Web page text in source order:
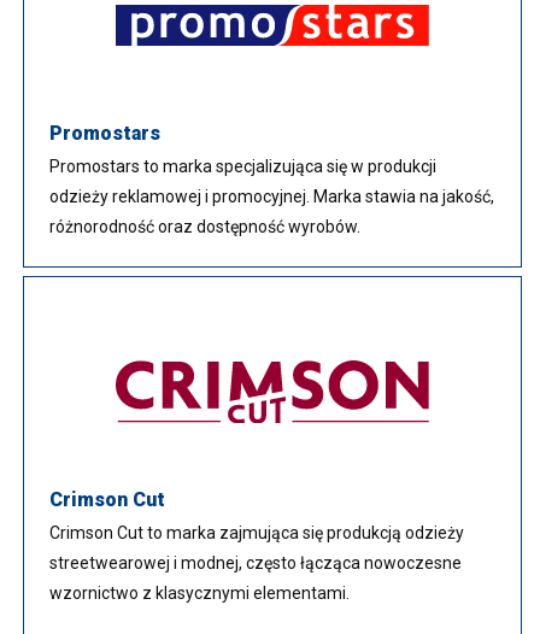
Promostars
Promostars to marka specjalizująca się w produkcji
odzieży reklamowej i promocyjnej. Marka stawia na jakość,
różnorodność oraz dostępność wyrobów.
Crimson Cut
Crimson Cut to marka zajmująca się produkcją odzieży
streetwearowej i modnej, często łącząca nowoczesne
wzornictwo z klasycznymi elementami.